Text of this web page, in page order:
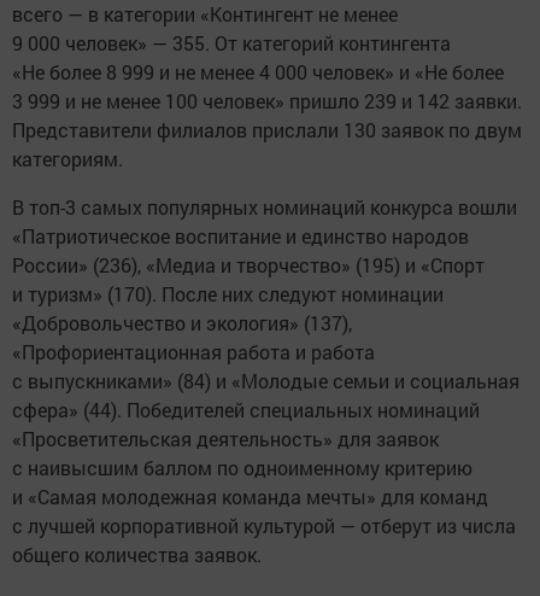
всего — в категории «Контингент не менее
9 000 человек» — 355. От категорий контингента
«Не более 8 999 и не менее 4 000 человек» и «Не более
3 999 и не менее 100 человек» пришло 239 и 142 заявки.
Представители филиалов прислали 130 заявок по двум
категориям.
В топ-3 самых популярных номинаций конкурса вошли
«Патриотическое воспитание и единство народов
России» (236), «Медиа и творчество» (195) и «Спорт
и туризм» (170). После них следуют номинации
«Добровольчество и экология» (137),
«Профориентационная работа и работа
с выпускниками» (84) и «Молодые семьи и социальная
сфера» (44). Победителей специальных номинаций
«Просветительская деятельность» для заявок
с наивысшим баллом по одноименному критерию
и «Самая молодежная команда мечты» для команд
с лучшей корпоративной культурой — отберут из числа
общего количества заявок.